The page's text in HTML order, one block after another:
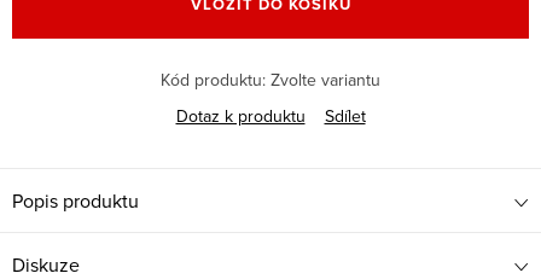
Kód produktu: Zvolte variantu
Dotaz k produktu
Sdílet
Popis produktu
Diskuze